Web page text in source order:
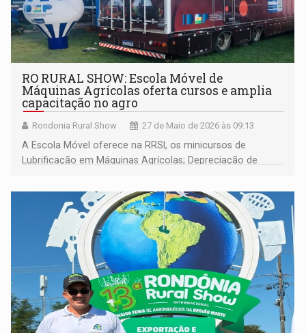
RO RURAL SHOW: Escola Móvel de
Máquinas Agrícolas oferta cursos e amplia
capacitação no agro
Rondonia Rural Show 27 de Maio de 2026 às 09:13
A Escola Móvel oferece na RRSI, os minicursos de
Lubrificação em Máquinas Agrícolas; Depreciação de
Operacional em Máquinas Agrícolas